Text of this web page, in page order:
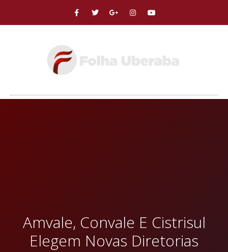
Amvale, Convale E Cistrisul
Elegem Novas Diretorias